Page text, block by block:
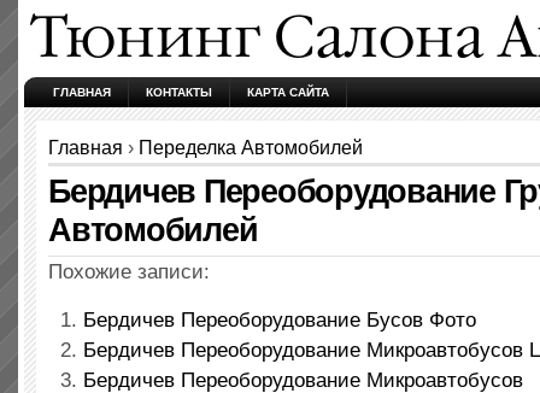
ГЛАВНАЯ КОНТАКТЫ КАРТА САЙТА
Главная › Переделка Автомобилей
Бердичев Переоборудование
Автомобилей
Похожие записи:
Бердичев Переоборудование Бусов Фото
Бердичев Переоборудование Микроавтобусов
Бердичев Переоборудование Микроавтобусов